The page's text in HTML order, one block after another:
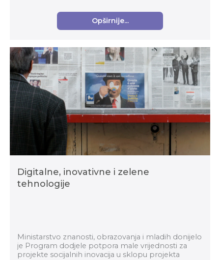
mladih u školskoj g...
Opširnije...
Digitalne, inovativne i zelene
tehnologije
Ministarstvo znanosti, obrazovanja i mladih donijelo
je Program dodjele potpora male vrijednosti za
projekte socijalnih inovacija u sklopu projekta